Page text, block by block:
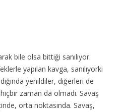
bile olsa bittiği sanılıyor.
yapılan kavga, sanılıyorki
yenildiler, diğerleri de
zaman da olmadı. Savaş
orta noktasında. Savaş,